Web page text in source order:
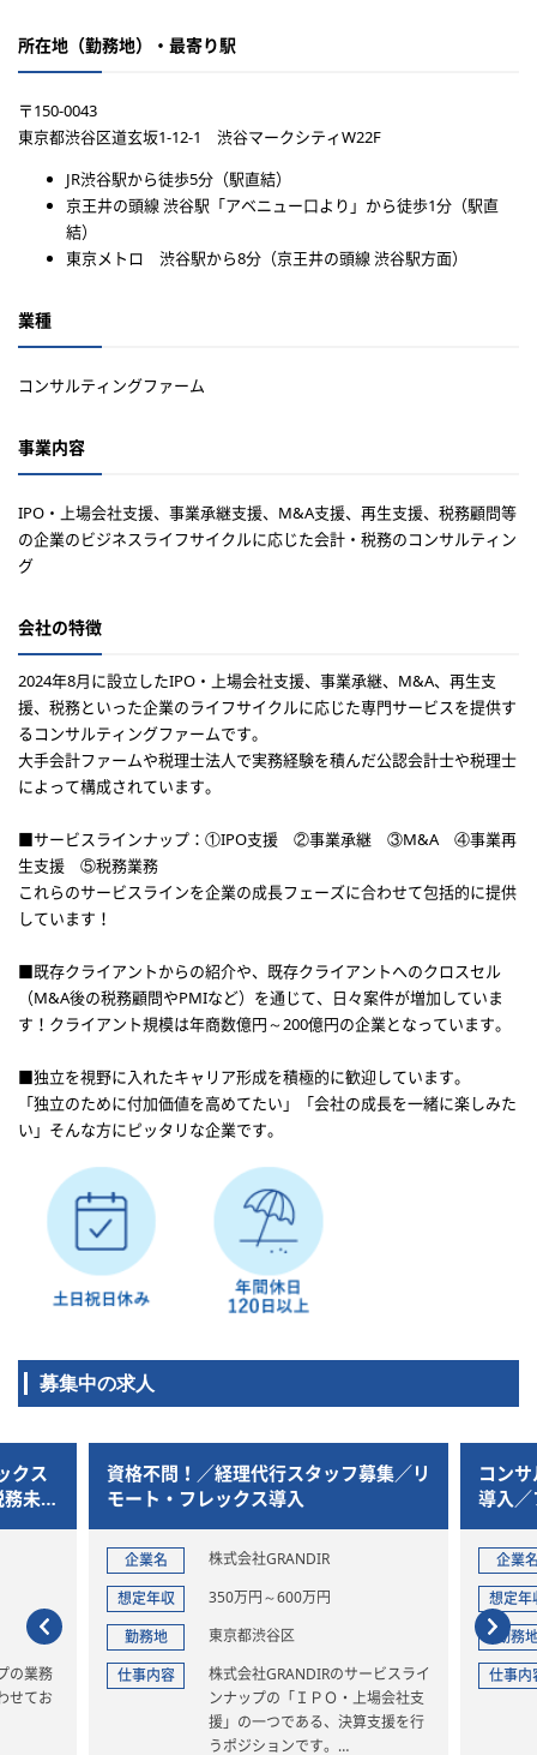
所在地（勤務地）・最寄り駅
〒150-0043
東京都渋谷区道玄坂1-12-1 渋谷マークシティW22F
JR渋谷駅から徒歩5分（駅直結）
京王井の頭線 渋谷駅「アベニュー口より」から徒歩1分（駅直
結）
東京メトロ 渋谷駅から8分（京王井の頭線 渋谷駅方面）
業種
コンサルティングファーム
事業内容
IPO・上場会社支援、事業承継支援、M&A支援、再生支援、税務顧問等
の企業のビジネスライフサイクルに応じた会計・税務のコンサルティン
グ
会社の特徴
2024年8月に設立したIPO・上場会社支援、事業承継、M&A、再生支
援、税務といった企業のライフサイクルに応じた専門サービスを提供す
るコンサルティングファームです。
大手会計ファームや税理士法人で実務経験を積んだ公認会計士や税理士
によって構成されています。
■サービスラインナップ：①IPO支援 ②事業承継 ③M&A ④事業再
生支援 ⑤税務業務
これらのサービスラインを企業の成長フェーズに合わせて包括的に提供
しています！
■既存クライアントからの紹介や、既存クライアントへのクロスセル
（M&A後の税務顧問やPMIなど）を通じて、日々案件が増加していま
す！クライアント規模は年商数億円～200億円の企業となっています。
■独立を視野に入れたキャリア形成を積極的に歓迎しています。
「独立のために付加価値を高めてたい」「会社の成長を一緒に楽しみた
い」そんな方にピッタリな企業です。
募集中の求人
クス
未経
の業務
せてお
資格不問！／経理代行スタッフ募集／リ
モート・フレックス導入
企業名
株式会社GRANDIR
想定年収
350万円～600万円
勤務地
東京都渋谷区
仕事内容
株式会社GRANDIRのサービスライ
ンナップの「ＩＰＯ・上場会社支
援」の一つである、決算支援を行
うポジションです。
コン
導入
験OK
企業
想定年
勤務
仕事内